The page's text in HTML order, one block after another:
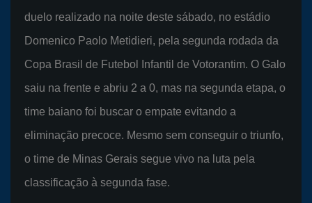
duelo realizado na noite deste sábado, no estádio
Domenico Paolo Metidieri, pela segunda rodada da
Copa Brasil de Futebol Infantil de Votorantim. O Galo
saiu na frente e abriu 2 a 0, mas na segunda etapa, o
time baiano foi buscar o empate evitando a
eliminação precoce. Mesmo sem conseguir o triunfo,
o time de Minas Gerais segue vivo na luta pela
classificação à segunda fase.